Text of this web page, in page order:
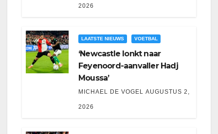
2026
LAATSTE NIEUWS VOETBAL
‘Newcastle lonkt naar
Feyenoord-aanvaller Hadj
Moussa’
MICHAEL DE VOGEL AUGUSTUS 2,
2026